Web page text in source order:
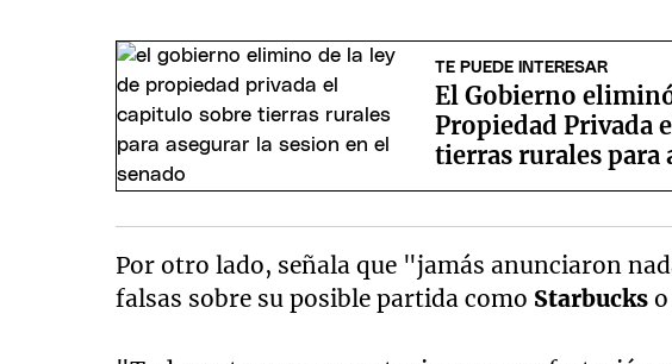
TE PUEDE INTERESAR
El Gobierno
Propiedad Privada
tierras rurales para
el Senado
Por otro lado, señala que "jamás anunciaron
falsas sobre su posible partida como Starbucks